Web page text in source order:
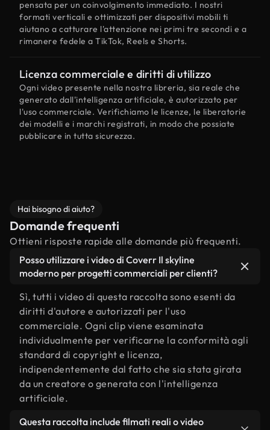
pensata per un coinvolgimento immediato. I nostri
formati verticali e ottimizzati per dispositivi mobili ti
aiutano a catturare l'attenzione nei primi tre secondi e a
rimanere fedele a TikTok, Reels e Shorts.
Licenza commerciale e diritti di utilizzo
Ogni video presente nella nostra libreria, sia reale che
generato dall'intelligenza artificiale, è autorizzato per
l'uso commerciale. Verifichiamo le licenze, le liberatorie
dei modelli e i marchi registrati, in modo che possiate
pubblicare in tutta sicurezza.
Hai bisogno di aiuto?
Domande frequenti
Ottieni risposte rapide alle domande più frequenti.
Posso utilizzare i video di Coverr Il skyline
moderno per progetti commerciali per clienti?
Sì, tutti i video di questa raccolta sono esenti da
diritti d'autore e autorizzati per l'uso
commerciale. Ogni clip viene esaminata
individualmente per verificarne la conformità agli
standard di copyright e licenza,
indipendentemente dal fatto che sia stata girata
da un creatore o generata con l'intelligenza
artificiale.
Questa raccolta include filmati reali o video